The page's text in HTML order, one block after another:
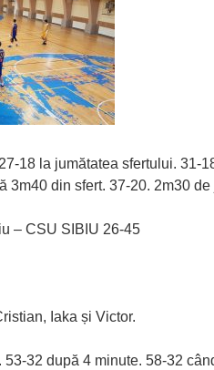
18 la jumătatea sfertului. 31-
3m40 din sfert. 37-20. 2m30
– CSU SIBIU 26-45
Iaka și Victor.
32 după 4 minute. 58-32